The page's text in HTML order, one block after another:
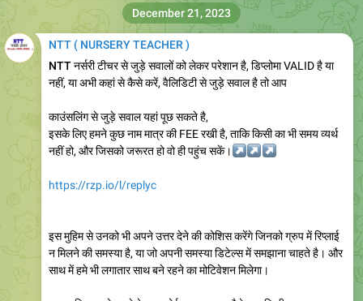
NTT ( NURSERY TEACHER )
NTTनर्सरी टीचर से जुड़े सवालों को लेकर परेशान है, डिप्लोमा VALID है या
नहीं, या अभी कहां से कैसे करें, वैलिडिटी से जुड़े सवाल है तो आप
काउंसलिंग से जुड़े सवाल यहां पूछ सकते है,
नहीं हो, और जिसको जरूरत हो वो ही पहुंच सकें।
↗️
↗️
↗️
https://rzp.io/l/replyc
साथ में हमे भी लगातार साथ बने रहने का मोटिवेशन मिलेगा।
इस प्रक्रिया को करने के बाद कोई समस्या आए जैसे आप किसी कारण वश